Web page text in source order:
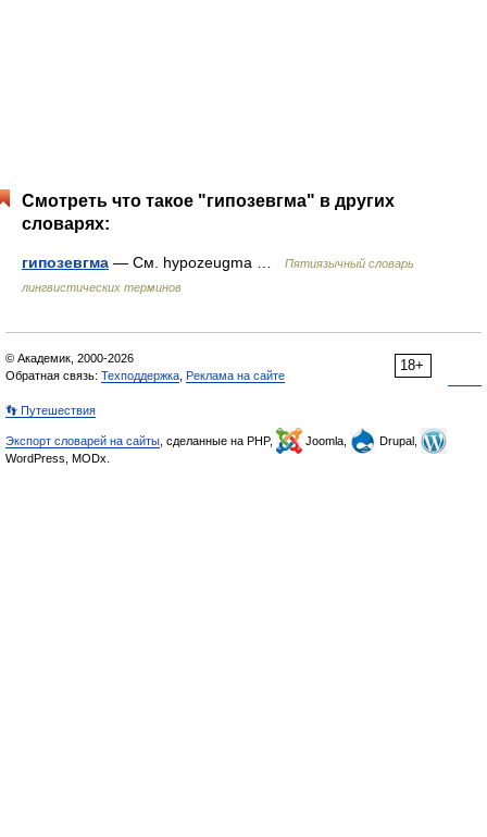
Смотреть что такое "гипозевгма" в других
словарях:
гипозевгма — См. hypozeugma …
Пятиязычный словарь
лингвистических терминов
18+
© Академик, 2000-2026
Обратная связь: Техподдержка Реклама на сайте
👣 Путешествия
Экспорт словарей на сайты , сделанные на PHP, Joomla,
Drupal,
WordPress, MODx.